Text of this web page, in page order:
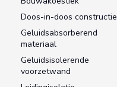
Doos-in-doos constructie
Geluidsabsorberend
materiaal
Geluidsisolerende
voorzetwand